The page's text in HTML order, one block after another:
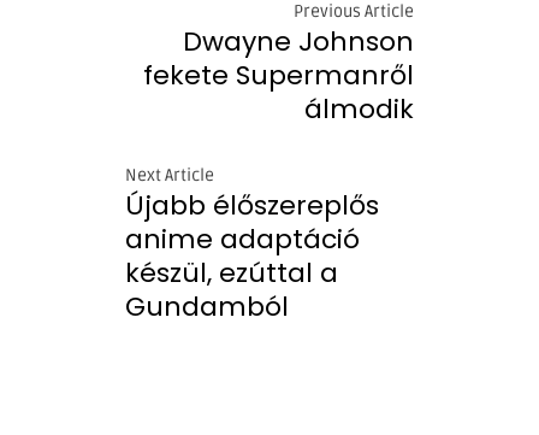
Previous Article
Dwayne Johnson
fekete Supermanről
álmodik
Next Article
Újabb élőszereplős
anime adaptáció
készül, ezúttal a
Gundamból